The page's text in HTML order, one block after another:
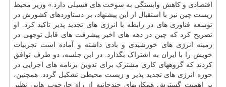
اقتصادی و کاهش وابستگی به سوخت های فسیلی دارد.» وزیر محیط
زیست چین نیز با استقبال از این پیشنهاد، بر دستاوردهای کشورش در
توسعه فناوری های در رابطه با انرژی های تجدید پذیر تاکید کرد. او
تصریح کرد که چین در دهه های اخیر پیشرفت های قابل توجهی در
زمینه انرژی های خورشیدی و بادی داشته و آماده است تجربیات
خویش را با ایران به اشتراک بگذارد. در این جلسه، دو طرف توافق
کردند که گروههای کاری مشترک برای تدوین برنامه های اجرایی در
حوزه انرژی های تجدید پذیر و زیست محیطی تشکیل گردد. همچنین،
بر اهمیت گسترش همکاریهای چندجانبه از راه چارچوب هایی نظیر